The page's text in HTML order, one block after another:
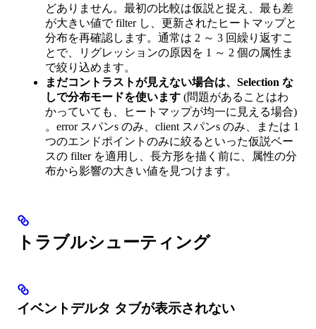
どありません。最初の比較は仮説と捉え、最も差
が大きい値で filter し、更新されたヒートマップと
分布を再確認します。通常は 2 ～ 3 回繰り返すこ
とで、リグレッションの原因を 1 ～ 2 個の属性ま
で絞り込めます。
まだコントラストが見えない場合は、Selection な
しで分布モードを使います (問題があることはわ
かっていても、ヒートマップが均一に見える場合)
。error スパンs のみ、client スパンs のみ、または 1
つのエンドポイントのみに絞るといった仮説ベー
スの filter を適用し、長方形を描く前に、属性の分
布から影響の大きい値を見つけます。
トラブルシューティング
イベントデルタ タブが表示されない